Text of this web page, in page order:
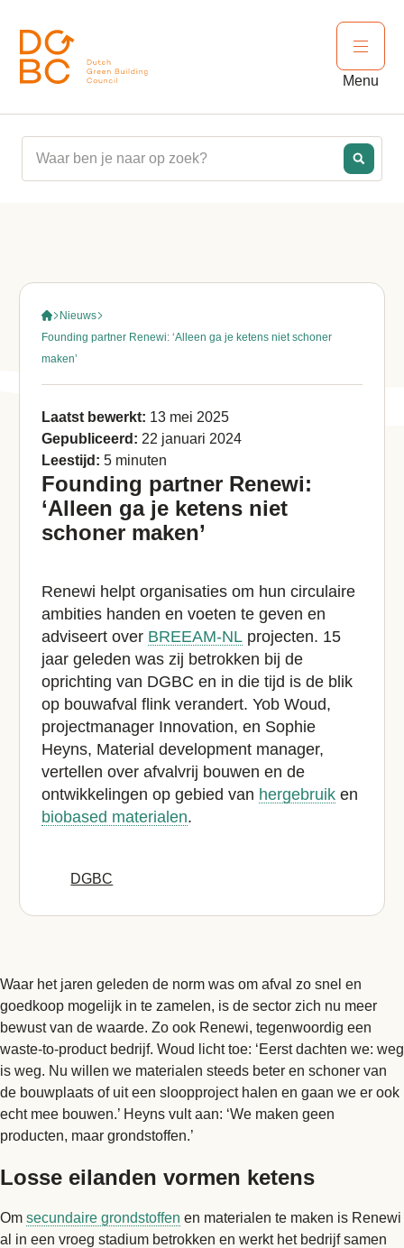
Open
Menu
Nieuws
Founding partner Renewi: ‘Alleen ga je ketens niet schoner
maken’
Laatst bewerkt: 13 mei 2025
Gepubliceerd: 22 januari 2024
Leestijd:5 minuten
Founding partner Renewi:
‘Alleen ga je ketens niet
schoner maken’
Renewi helpt organisaties om hun circulaire
ambities handen en voeten te geven en
adviseert over BREEAM-NL projecten. 15
jaar geleden was zij betrokken bij de
oprichting van DGBC en in die tijd is de blik
op bouwafval flink verandert. Yob Woud,
projectmanager Innovation, en Sophie
Heyns, Material development manager,
vertellen over afvalvrij bouwen en de
ontwikkelingen op gebied van hergebruik en
biobased materialen.
DGBC
Waar het jaren geleden de norm was om afval zo snel en
goedkoop mogelijk in te zamelen, is de sector zich nu meer
bewust van de waarde. Zo ook Renewi, tegenwoordig een
waste-to-product bedrijf. Woud licht toe: ‘Eerst dachten we: weg
is weg. Nu willen we materialen steeds beter en schoner van
de bouwplaats of uit een sloopproject halen en gaan we er ook
echt mee bouwen.’ Heyns vult aan: ‘We maken geen
producten, maar grondstoffen.’
Losse eilanden vormen ketens
Om secundaire grondstoffen en materialen te maken is Renewi
al in een vroeg stadium betrokken en werkt het bedrijf samen